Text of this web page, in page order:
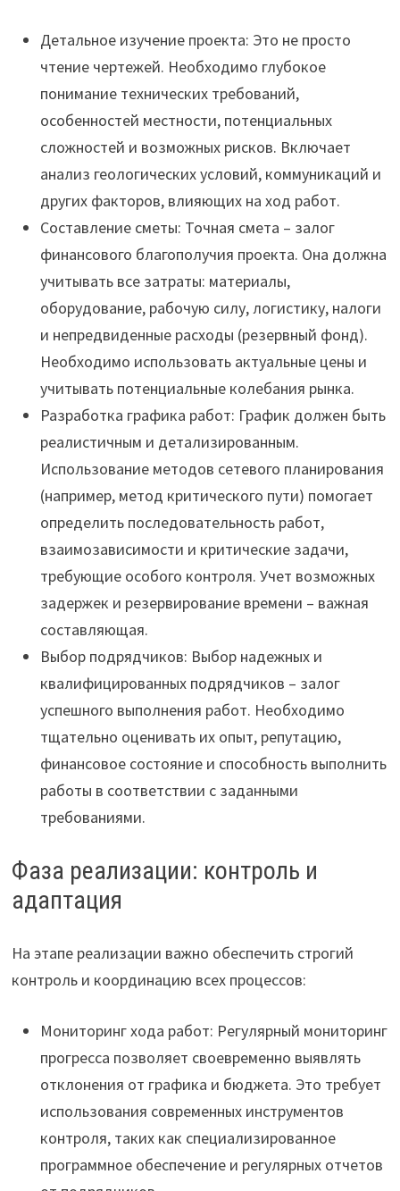
Детальное изучение проекта: Это не просто
чтение чертежей. Необходимо глубокое
понимание технических требований,
особенностей местности, потенциальных
сложностей и возможных рисков. Включает
анализ геологических условий, коммуникаций и
других факторов, влияющих на ход работ.
Составление сметы: Точная смета – залог
финансового благополучия проекта. Она должна
учитывать все затраты: материалы,
оборудование, рабочую силу, логистику, налоги
и непредвиденные расходы (резервный фонд).
Необходимо использовать актуальные цены и
учитывать потенциальные колебания рынка.
Разработка графика работ: График должен быть
реалистичным и детализированным.
Использование методов сетевого планирования
(например, метод критического пути) помогает
определить последовательность работ,
взаимозависимости и критические задачи,
требующие особого контроля. Учет возможных
задержек и резервирование времени – важная
составляющая.
Выбор подрядчиков: Выбор надежных и
квалифицированных подрядчиков – залог
успешного выполнения работ. Необходимо
тщательно оценивать их опыт, репутацию,
финансовое состояние и способность выполнить
работы в соответствии с заданными
требованиями.
Фаза реализации: контроль и
адаптация
На этапе реализации важно обеспечить строгий
контроль и координацию всех процессов:
Мониторинг хода работ: Регулярный мониторинг
прогресса позволяет своевременно выявлять
отклонения от графика и бюджета. Это требует
использования современных инструментов
контроля, таких как специализированное
программное обеспечение и регулярных отчетов